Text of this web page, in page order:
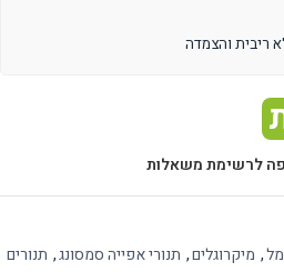
לרשימת משאלות
, מיקרוגלים, תנורי אפייה סמסונג, תנורים